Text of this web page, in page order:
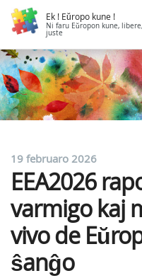
Ek ! Eŭropo kune !
Ni faru Eŭropon kune, libere,
juste
19 februaro 2026
EEA2026
varmigo kaj
vivo de
ŝanĝo